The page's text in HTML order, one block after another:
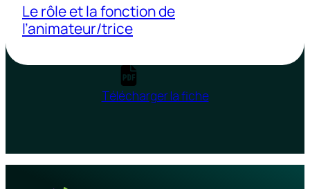
Le rôle et la fonction de
l’animateur/trice
Télécharger la fiche